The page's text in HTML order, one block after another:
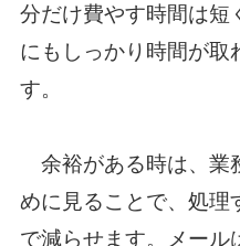
分だけ費やす時間は短
にもしっかり時間が取
す。
余裕がある時は、業
めに見ることで、処理
で減らせます。メール